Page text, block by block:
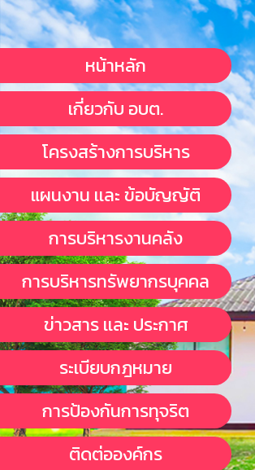
หน้าหลัก
เกี่ยวกับ อบต.
โครงสร้างการบริหาร
แผนงาน เเละ ข้อบัญญัติ
การบริหารงานคลัง
การบริหารทรัพยากรบุคคล
ข่าวสาร เเละ ประกาศ
ระเบียบกฎหมาย
การป้องกันการทุจริต
ติดต่อองค์กร